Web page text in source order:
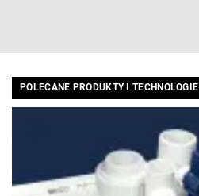
POLECANE PRODUKTY I TECHNOLOGIE